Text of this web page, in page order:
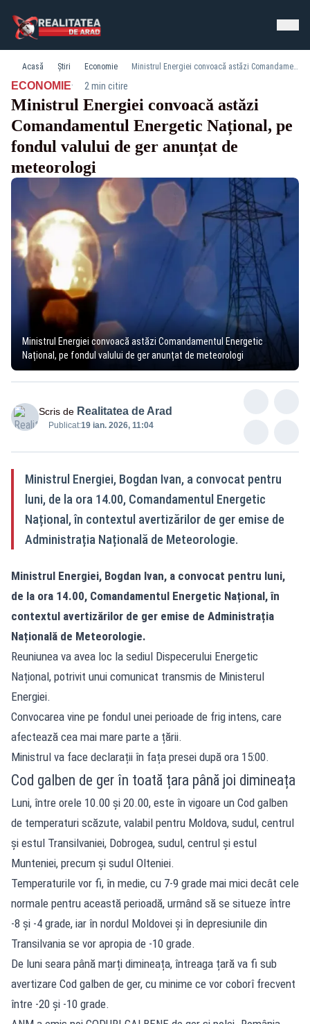
Acasă Știri Economie Ministrul Energiei convoacă astăzi Comandamentul Energetic Național, pe fondul valului de ger anunțat de meteorologi
ECONOMIE· 2 min citire
Ministrul Energiei convoacă astăzi
Comandamentul Energetic Național, pe
fondul valului de ger anunțat de
meteorologi
Ministrul Energiei convoacă astăzi Comandamentul Energetic
Național, pe fondul valului de ger anunțat de meteorologi
Scris de Realitatea de Arad
Publicat:19 ian. 2026, 11:04
Ministrul Energiei, Bogdan Ivan, a convocat pentru
luni, de la ora 14.00, Comandamentul Energetic
Național, în contextul avertizărilor de ger emise de
Administrația Națională de Meteorologie.
Ministrul Energiei, Bogdan Ivan, a convocat pentru luni,
de la ora 14.00, Comandamentul Energetic Național, în
contextul avertizărilor de ger emise de Administrația
Națională de Meteorologie.
Reuniunea va avea loc la sediul Dispecerului Energetic
Național, potrivit unui comunicat transmis de Ministerul
Energiei.
Convocarea vine pe fondul unei perioade de frig intens, care
afectează cea mai mare parte a țării.
Ministrul va face declarații în fața presei după ora 15:00.
Cod galben de ger în toată țara până joi dimineața
Luni, între orele 10.00 și 20.00, este în vigoare un Cod galben
de temperaturi scăzute, valabil pentru Moldova, sudul, centrul
și estul Transilvaniei, Dobrogea, sudul, centrul și estul
Munteniei, precum și sudul Olteniei.
Temperaturile vor fi, în medie, cu 7-9 grade mai mici decât cele
normale pentru această perioadă, urmând să se situeze între
-8 și -4 grade, iar în nordul Moldovei și în depresiunile din
Transilvania se vor apropia de -10 grade.
De luni seara până marți dimineața, întreaga țară va fi sub
avertizare Cod galben de ger, cu minime ce vor coborî frecvent
între -20 și -10 grade.